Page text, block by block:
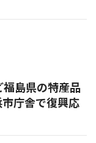
島県の特産品
庁舎で復興応